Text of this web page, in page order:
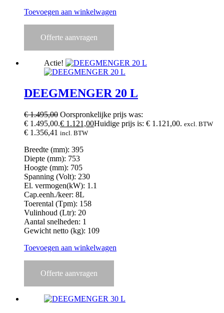
Toevoegen aan winkelwagen
Offerte aanvragen
Actie!
DEEGMENGER 20 L
€1.495,00 Oorspronkelijke prijs was:
€ 1.495,00.€ 1.121,00Huidige prijs is: € 1.121,00. excl. BTW
€ 1.356,41 incl. BTW
Breedte (mm): 395
Diepte (mm): 753
Hoogte (mm): 705
Spanning (Volt): 230
El. vermogen(kW): 1.1
Cap.eenh./keer: 8L
Toerental (Tpm): 158
Vulinhoud (Ltr): 20
Aantal snelheden: 1
Gewicht netto (kg): 109
Toevoegen aan winkelwagen
Offerte aanvragen